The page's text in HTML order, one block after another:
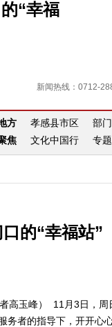
“幸福
新闻热线：0712-
方 孝感县市区
部门
焦 文化中国行 专题
的“幸福站”
玉峰） 11月3日，周
务者的指导下，开开心